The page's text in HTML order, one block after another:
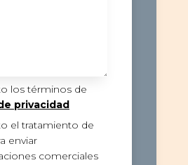
los términos de
privacidad
el tratamiento de
enviar
comerciales